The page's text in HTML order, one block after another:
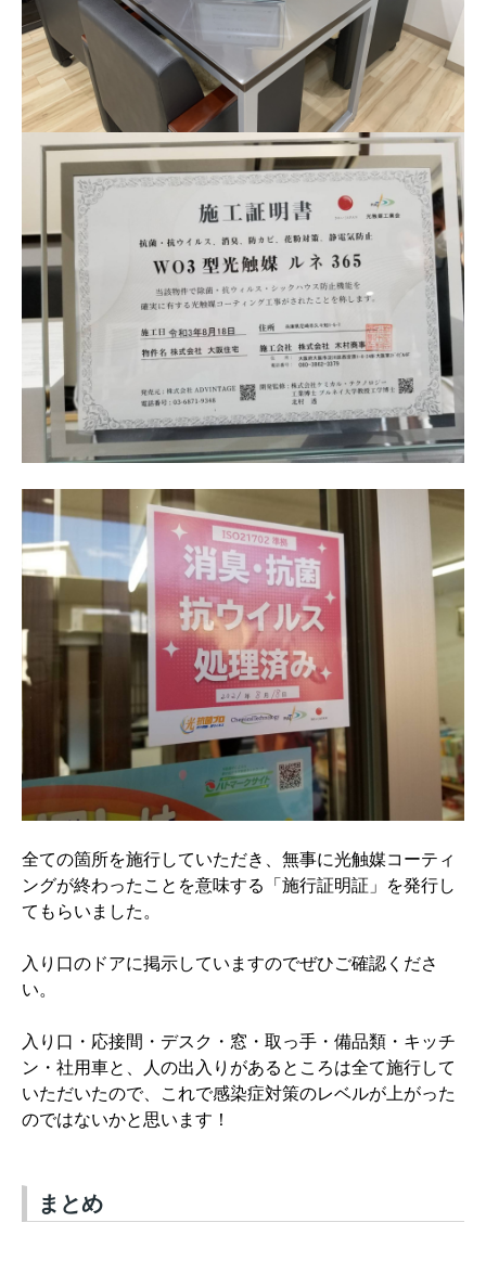
全ての箇所を施行していただき、無事に光触媒コーティ
ングが終わったことを意味する「施行証明証」を発行し
てもらいました。
入り口のドアに掲示していますのでぜひご確認くださ
い。
入り口・応接間・デスク・窓・取っ手・備品類・キッチ
ン・社用車と、人の出入りがあるところは全て施行して
いただいたので、これで感染症対策のレベルが上がった
のではないかと思います！
まとめ